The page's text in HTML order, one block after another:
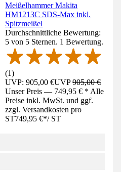
Meißelhammer Makita
HM1213C SDS-Max inkl.
Spitzmeißel
Durchschnittliche Bewertung:
5 von 5 Sternen. 1 Bewertung.
(1)
UVP: 905,00 €UVP905,00 €
Unser Preis — 749,95 € * Alle
Preise inkl. MwSt. und ggf.
zzgl. Versandkosten pro
ST749,95 €*/ ST